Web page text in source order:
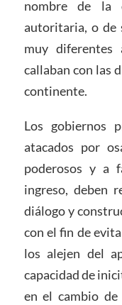
nombre de la
autoritaria, o de
muy diferentes
callaban con las
continente.
Los gobiernos
atacados por
poderosos y a
ingreso, deben
diálogo y
con el fin de
los alejen del
capacidad de
en el cambio de